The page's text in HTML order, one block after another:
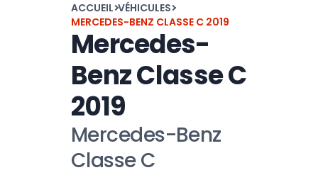
ACCUEIL VÉHICULES
MERCEDES-BENZ CLASSE C 2019
Mercedes-
Benz Classe C
2019
Mercedes-Benz
Classe C